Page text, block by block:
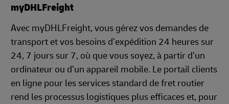
myDHLFreight
Avec myDHLFreight, vous gérez vos demandes de
transport et vos besoins d’expédition 24 heures sur
24, 7 jours sur 7, où que vous soyez, à partir d’un
ordinateur ou d’un appareil mobile. Le portail clients
en ligne pour les services standard de fret routier
rend les processus logistiques plus efficaces et, pour